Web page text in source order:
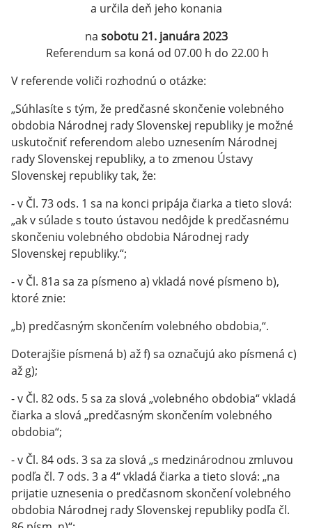
a určila deň jeho konania
na sobotu 21. januára 2023
Referendum sa koná od 07.00 h do 22.00 h
V referende voliči rozhodnú o otázke:
„Súhlasíte s tým, že predčasné skončenie volebného
obdobia Národnej rady Slovenskej republiky je možné
uskutočniť referendom alebo uznesením Národnej
rady Slovenskej republiky, a to zmenou Ústavy
Slovenskej republiky tak, že:
- v Čl. 73 ods. 1 sa na konci pripája čiarka a tieto slová:
„ak v súlade s touto ústavou nedôjde k predčasnému
skončeniu volebného obdobia Národnej rady
Slovenskej republiky.“;
- v Čl. 81a sa za písmeno a) vkladá nové písmeno b),
ktoré znie:
„b) predčasným skončením volebného obdobia,“.
Doterajšie písmená b) až f) sa označujú ako písmená c)
až g);
- v Čl. 82 ods. 5 sa za slová „volebného obdobia“ vkladá
čiarka a slová „predčasným skončením volebného
obdobia“;
- v Čl. 84 ods. 3 sa za slová „s medzinárodnou zmluvou
podľa čl. 7 ods. 3 a 4“ vkladá čiarka a tieto slová: „na
prijatie uznesenia o predčasnom skončení volebného
obdobia Národnej rady Slovenskej republiky podľa čl.